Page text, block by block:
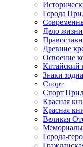
Города
Дело жизни
Древние
Освоение
Китайский
Знаки
Спорт
Спорт
Красная
Красная
Великая
Мемориалы
Города-